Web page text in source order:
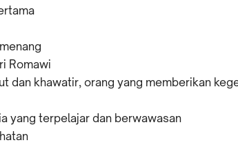
Romawi
dan khawatir, orang yang memberikan
yang terpelajar dan berwawasan